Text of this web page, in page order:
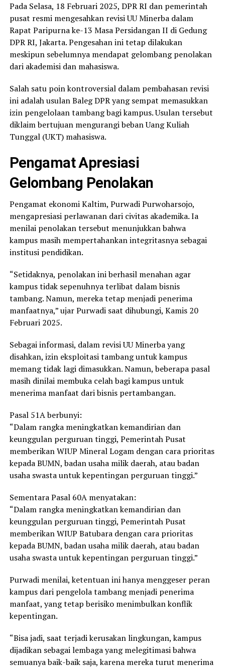
Pada Selasa, 18 Februari 2025, DPR RI dan pemerintah
pusat resmi mengesahkan revisi UU Minerba dalam
Rapat Paripurna ke-13 Masa Persidangan II di Gedung
DPR RI, Jakarta. Pengesahan ini tetap dilakukan
meskipun sebelumnya mendapat gelombang penolakan
dari akademisi dan mahasiswa.
Salah satu poin kontroversial dalam pembahasan revisi
ini adalah usulan Baleg DPR yang sempat memasukkan
izin pengelolaan tambang bagi kampus. Usulan tersebut
diklaim bertujuan mengurangi beban Uang Kuliah
Tunggal (UKT) mahasiswa.
Pengamat Apresiasi
Gelombang Penolakan
Pengamat ekonomi Kaltim, Purwadi Purwoharsojo,
mengapresiasi perlawanan dari civitas akademika. Ia
menilai penolakan tersebut menunjukkan bahwa
kampus masih mempertahankan integritasnya sebagai
institusi pendidikan.
“Setidaknya, penolakan ini berhasil menahan agar
kampus tidak sepenuhnya terlibat dalam bisnis
tambang. Namun, mereka tetap menjadi penerima
manfaatnya,” ujar Purwadi saat dihubungi, Kamis 20
Februari 2025.
Sebagai informasi, dalam revisi UU Minerba yang
disahkan, izin eksploitasi tambang untuk kampus
memang tidak lagi dimasukkan. Namun, beberapa pasal
masih dinilai membuka celah bagi kampus untuk
menerima manfaat dari bisnis pertambangan.
Pasal 51A berbunyi:
“Dalam rangka meningkatkan kemandirian dan
keunggulan perguruan tinggi, Pemerintah Pusat
memberikan WIUP Mineral Logam dengan cara prioritas
kepada BUMN, badan usaha milik daerah, atau badan
usaha swasta untuk kepentingan perguruan tinggi.”
Sementara Pasal 60A menyatakan:
“Dalam rangka meningkatkan kemandirian dan
keunggulan perguruan tinggi, Pemerintah Pusat
memberikan WIUP Batubara dengan cara prioritas
kepada BUMN, badan usaha milik daerah, atau badan
usaha swasta untuk kepentingan perguruan tinggi.”
Purwadi menilai, ketentuan ini hanya menggeser peran
kampus dari pengelola tambang menjadi penerima
manfaat, yang tetap berisiko menimbulkan konflik
kepentingan.
“Bisa jadi, saat terjadi kerusakan lingkungan, kampus
dijadikan sebagai lembaga yang melegitimasi bahwa
semuanya baik-baik saja, karena mereka turut menerima